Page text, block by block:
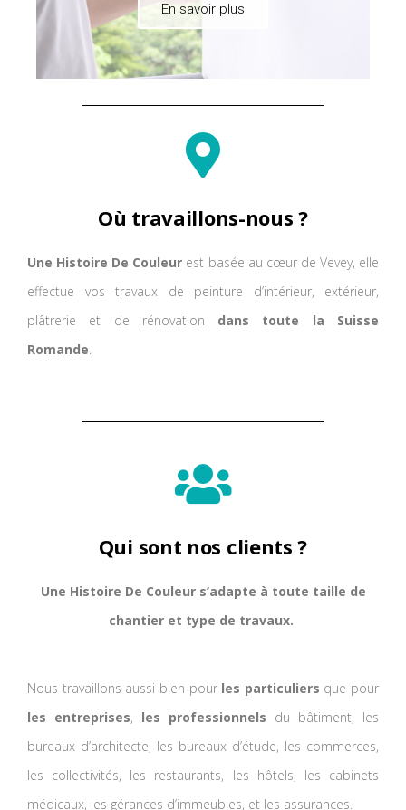
En savoir plus
Où travaillons-nous ?
Une Histoire De Couleur est basée au cœur de Vevey, elle
effectue vos travaux de peinture d’intérieur, extérieur,
plâtrerie et de rénovation dans toute la Suisse
Romande.
Qui sont nos clients ?
Une Histoire De Couleur s’adapte à toute taille de
chantier et type de travaux.
Nous travaillons aussi bien pour les particuliers que pour
les entreprises, les professionnels du bâtiment, les
bureaux d’architecte, les bureaux d’étude, les commerces,
les collectivités, les restaurants, les hôtels, les cabinets
médicaux, les gérances d’immeubles, et les assurances.